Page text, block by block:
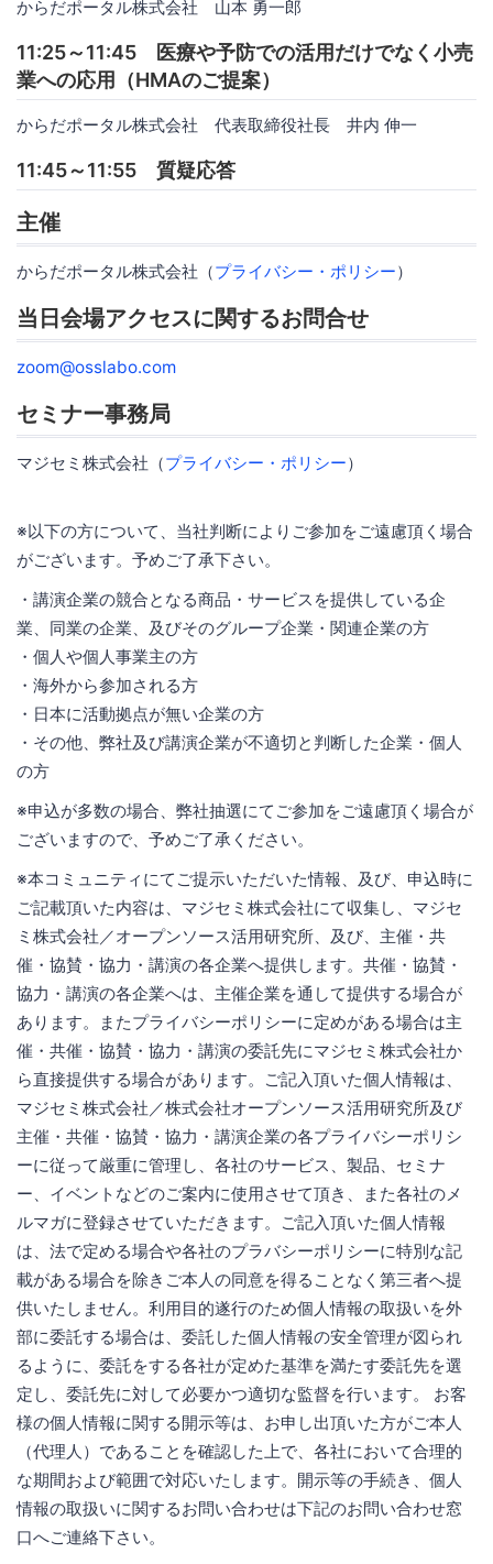
からだポータル株式会社 山本 勇一郎
11:25～11:45 医療や予防での活用だけでなく小売
業への応用（HMAのご提案）
からだポータル株式会社 代表取締役社長 井内 伸一
11:45～11:55 質疑応答
主催
からだポータル株式会社（プライバシー・ポリシー）
当日会場アクセスに関するお問合せ
zoom@osslabo.com
セミナー事務局
マジセミ株式会社（プライバシー・ポリシー）
※以下の方について、当社判断によりご参加をご遠慮頂く場合
がございます。予めご了承下さい。
・講演企業の競合となる商品・サービスを提供している企
業、同業の企業、及びそのグループ企業・関連企業の方
・個人や個人事業主の方
・海外から参加される方
・日本に活動拠点が無い企業の方
・その他、弊社及び講演企業が不適切と判断した企業・個人
の方
※申込が多数の場合、弊社抽選にてご参加をご遠慮頂く場合が
ございますので、予めご了承ください。
※本コミュニティにてご提示いただいた情報、及び、申込時に
ご記載頂いた内容は、マジセミ株式会社にて収集し、マジセ
ミ株式会社／オープンソース活用研究所、及び、主催・共
催・協賛・協力・講演の各企業へ提供します。共催・協賛・
協力・講演の各企業へは、主催企業を通して提供する場合が
あります。またプライバシーポリシーに定めがある場合は主
催・共催・協賛・協力・講演の委託先にマジセミ株式会社か
ら直接提供する場合があります。ご記入頂いた個人情報は、
マジセミ株式会社／株式会社オープンソース活用研究所及び
主催・共催・協賛・協力・講演企業の各プライバシーポリシ
ーに従って厳重に管理し、各社のサービス、製品、セミナ
ー、イベントなどのご案内に使用させて頂き、また各社のメ
ルマガに登録させていただきます。ご記入頂いた個人情報
は、法で定める場合や各社のプラバシーポリシーに特別な記
載がある場合を除きご本人の同意を得ることなく第三者へ提
供いたしません。利用目的遂行のため個人情報の取扱いを外
部に委託する場合は、委託した個人情報の安全管理が図られ
るように、委託をする各社が定めた基準を満たす委託先を選
定し、委託先に対して必要かつ適切な監督を行います。 お客
様の個人情報に関する開示等は、お申し出頂いた方がご本人
（代理人）であることを確認した上で、各社において合理的
な期間および範囲で対応いたします。開示等の手続き、個人
情報の取扱いに関するお問い合わせは下記のお問い合わせ窓
口へご連絡下さい。